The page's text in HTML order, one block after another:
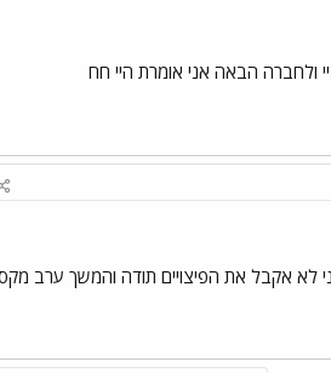
ולחברה הבאה אני אומרת היי חח
לא אקבל את הפיצויים תודה והמשך ערב